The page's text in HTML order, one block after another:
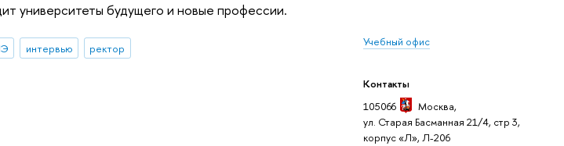
Учебный офис
Контакты
105066
Москва,
ул. Старая Басманная 21/4, стр 3,
корпус «Л», Л-206
университеты будущего и новые профессии.
интервью
ректор